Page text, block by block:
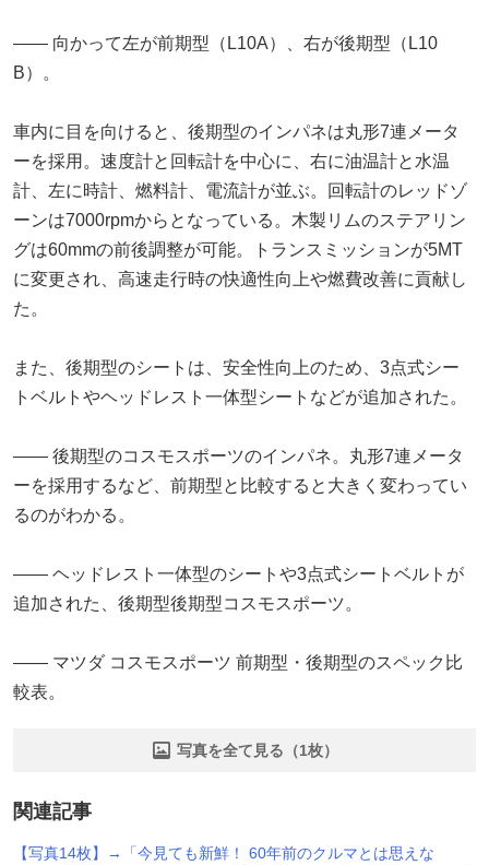
―― 向かって左が前期型（L10A）、右が後期型（L10
B）。
車内に目を向けると、後期型のインパネは丸形7連メータ
ーを採用。速度計と回転計を中心に、右に油温計と水温
計、左に時計、燃料計、電流計が並ぶ。回転計のレッドゾ
ーンは7000rpmからとなっている。木製リムのステアリン
グは60mmの前後調整が可能。トランスミッションが5MT
に変更され、高速走行時の快適性向上や燃費改善に貢献し
た。
また、後期型のシートは、安全性向上のため、3点式シー
トベルトやヘッドレスト一体型シートなどが追加された。
―― 後期型のコスモスポーツのインパネ。丸形7連メータ
ーを採用するなど、前期型と比較すると大きく変わってい
るのがわかる。
―― ヘッドレスト一体型のシートや3点式シートベルトが
追加された、後期型後期型コスモスポーツ。
―― マツダ コスモスポーツ 前期型・後期型のスペック比
較表。
写真を全て見る（1枚）
関連記事
【写真14枚】→「今見ても新鮮！ 60年前のクルマとは思えな